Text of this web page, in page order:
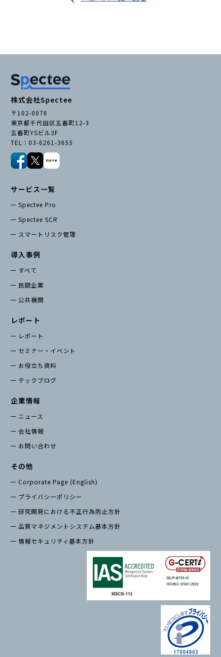
株式会社Spectee
〒102-0076
東京都千代田区五番町12-3
五番町YSビル3F
TEL：03-6261-3655
サービス一覧
Spectee Pro
Spectee SCR
スマートリスク管理
導入事例
すべて
民間企業
公共機関
レポート
レポート
セミナー・イベント
お役立ち資料
テックブログ
企業情報
ニュース
会社情報
お問い合わせ
その他
Corporate Page (English)
プライバシーポリシー
研究開発における不正行為防止方針
品質マネジメントシステム基本方針
情報セキュリティ基本方針